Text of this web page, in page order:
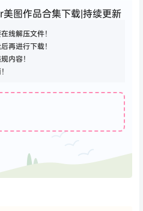
图作品合集下载|持续更新
线解压文件！
再进行下载！
内容！